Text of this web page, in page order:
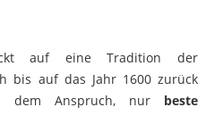
auf eine Tradition der
bis auf das Jahr 1600 zurück
dem Anspruch, nur beste